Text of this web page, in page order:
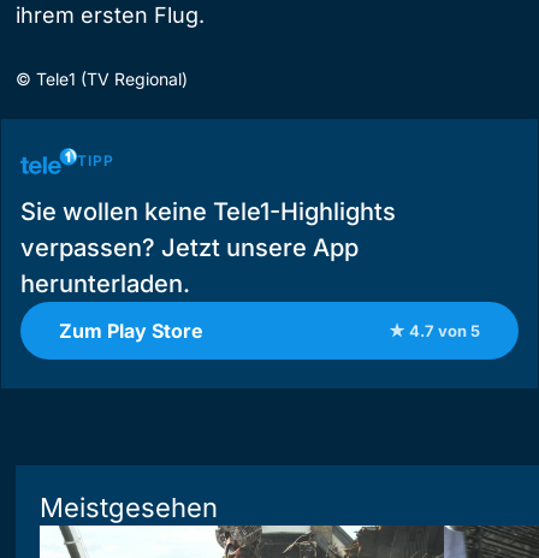
ihrem ersten Flug.
© Tele1 (TV Regional)
TIPP
Sie wollen keine Tele1-Highlights
verpassen? Jetzt unsere App
herunterladen.
Zum Play Store ★ 4.7 von 5
Meistgesehen